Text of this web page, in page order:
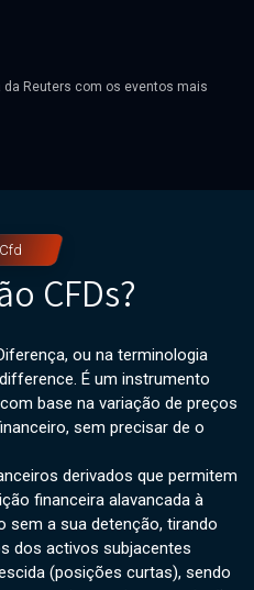
Reuters com os eventos mais
Cfd
CFDs?
ou na terminologia
É um instrumento
base na variação de preços
sem precisar de o
derivados que permitem
financeira alavancada à
sem a sua detenção, tirando
dos activos subjacentes
(posições curtas), sendo